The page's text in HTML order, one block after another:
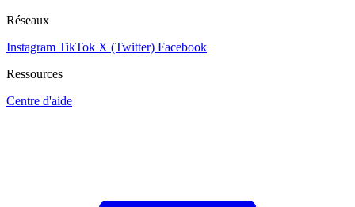
Réseaux
Instagram TikTok X (Twitter) Facebook
Ressources
Centre d'aide